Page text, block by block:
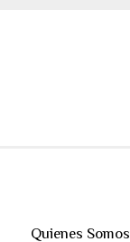
Quienes Somos